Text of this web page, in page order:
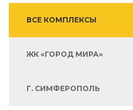
ВСЕ КОМПЛЕКСЫ
ЖК «ГОРОД МИРА»
Г. СИМФЕРОПОЛЬ